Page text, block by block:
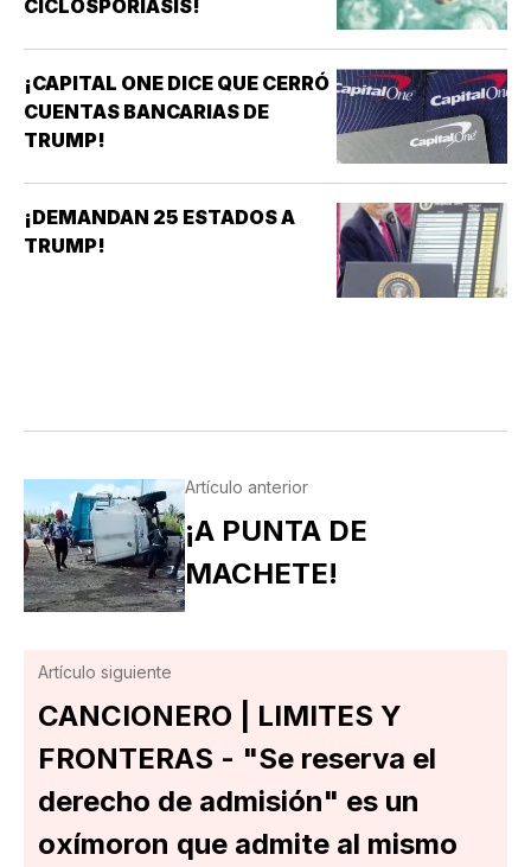
CICLOSPORIASIS!
¡CAPITAL ONE DICE QUE CERRÓ
CUENTAS BANCARIAS DE
TRUMP!
¡DEMANDAN 25 ESTADOS A
TRUMP!
Artículo anterior
¡A PUNTA DE
MACHETE!
Artículo siguiente
CANCIONERO | LIMITES Y
FRONTERAS - "Se reserva el
derecho de admisión" es un
oxímoron que admite al mismo